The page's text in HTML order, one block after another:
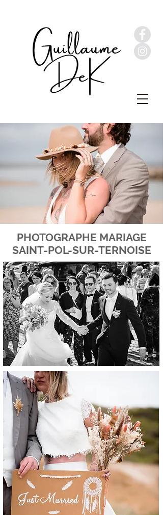
PHOTOGRAPHE MARIAGE
SAINT-POL-SUR-TERNOISE